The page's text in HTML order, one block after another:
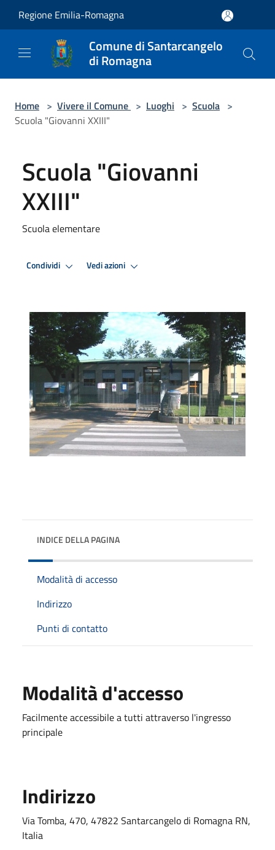
Regione Emilia-Romagna
Comune di Santarcangelo
di Romagna
Home > Vivere il Comune > Luoghi > Scuola >
Scuola "Giovanni XXIII"
Scuola "Giovanni
XXIII"
Scuola elementare
Condividi Vedi azioni
INDICE DELLA PAGINA
Modalità di accesso
Indirizzo
Punti di contatto
Modalità d'accesso
Facilmente accessibile a tutti attraverso l'ingresso
principale
Indirizzo
Via Tomba, 470, 47822 Santarcangelo di Romagna RN,
Italia